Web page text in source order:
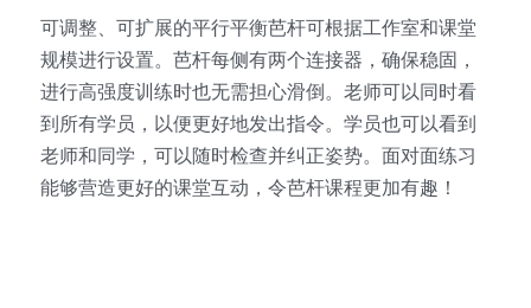
可调整、可扩展的平行平衡芭杆可根据工作室和课堂
规模进行设置。芭杆每侧有两个连接器，确保稳固，
进行高强度训练时也无需担心滑倒。老师可以同时看
到所有学员，以便更好地发出指令。学员也可以看到
老师和同学，可以随时检查并纠正姿势。面对面练习
能够营造更好的课堂互动，令芭杆课程更加有趣！